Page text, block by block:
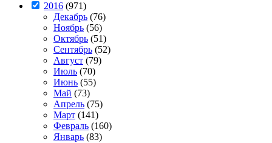
2016 (971)
Декабрь (76)
Ноябрь (56)
Октябрь (51)
Сентябрь (52)
Август (79)
Июль (70)
Июнь (55)
Май (73)
Апрель (75)
Март (141)
Февраль (160)
Январь (83)